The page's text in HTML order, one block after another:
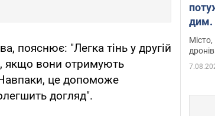
пояснює: "Легка тінь у другій
якщо вони отримують
Навпаки, це допоможе
догляд".
дим.
дронів